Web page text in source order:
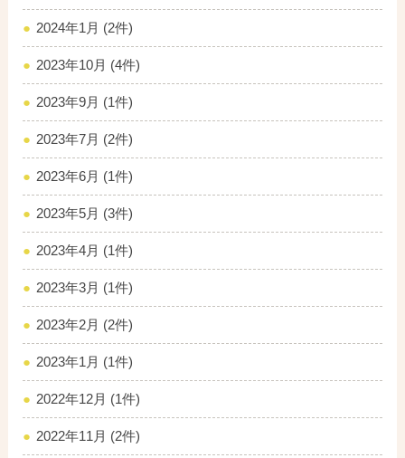
2024年1月 (2件)
2023年10月 (4件)
2023年9月 (1件)
2023年7月 (2件)
2023年6月 (1件)
2023年5月 (3件)
2023年4月 (1件)
2023年3月 (1件)
2023年2月 (2件)
2023年1月 (1件)
2022年12月 (1件)
2022年11月 (2件)